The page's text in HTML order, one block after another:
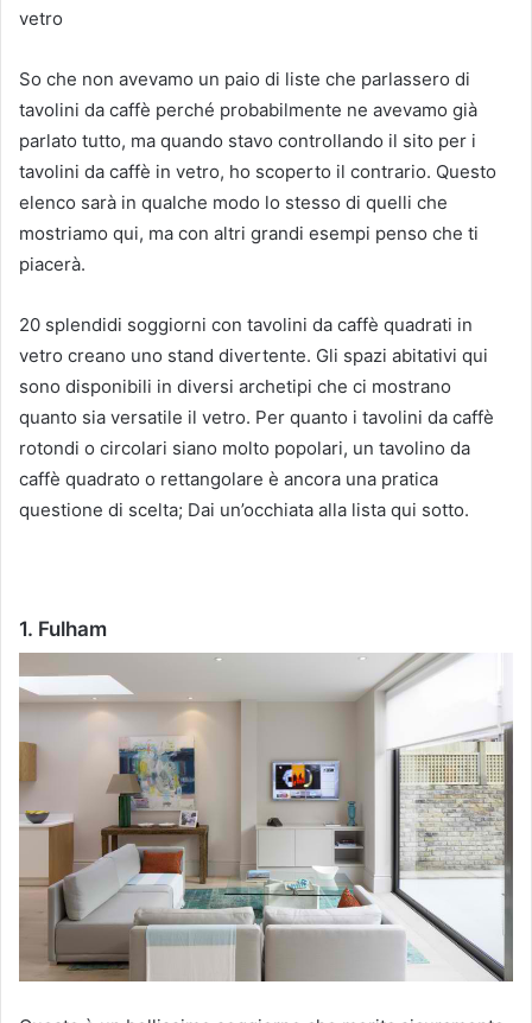
vetro
So che non avevamo un paio di liste che parlassero di
tavolini da caffè perché probabilmente ne avevamo già
parlato tutto, ma quando stavo controllando il sito per i
tavolini da caffè in vetro, ho scoperto il contrario. Questo
elenco sarà in qualche modo lo stesso di quelli che
mostriamo qui, ma con altri grandi esempi penso che ti
piacerà.
20 splendidi soggiorni con tavolini da caffè quadrati in
vetro creano uno stand divertente. Gli spazi abitativi qui
sono disponibili in diversi archetipi che ci mostrano
quanto sia versatile il vetro. Per quanto i tavolini da caffè
rotondi o circolari siano molto popolari, un tavolino da
caffè quadrato o rettangolare è ancora una pratica
questione di scelta; Dai un’occhiata alla lista qui sotto.
1. Fulham